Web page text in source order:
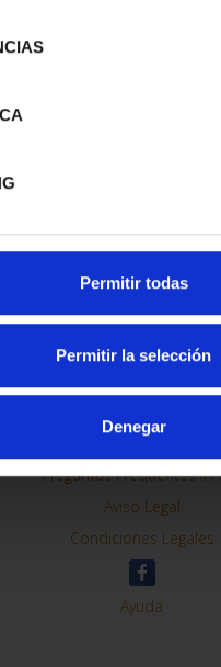
Permitir todas
Permitir la selección
Denegar
REFINAR
Información General
Contacto
Preguntas Frequentes
Aviso Legal
Condiciones Legales
Ayuda